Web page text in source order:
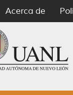
Acerca de